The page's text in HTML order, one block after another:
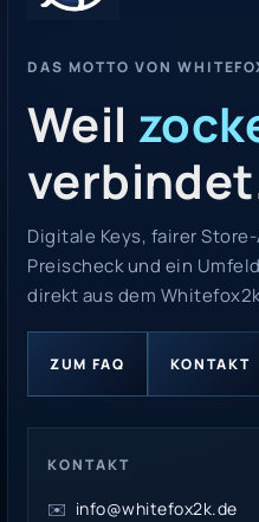
DAS MOTTO VON
Weil
Digitale Keys, fairer
Preischeck und ein
direkt aus dem
ZUM FAQ KONTAKT
KONTAKT
✉️ info@whitefox2k.de